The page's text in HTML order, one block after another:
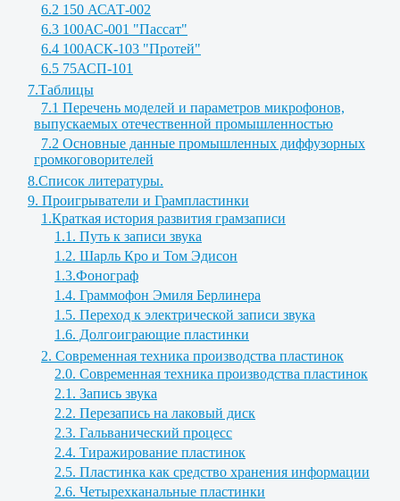
6.2 150 АСАТ-002
6.3 100АС-001 "Пассат"
6.4 100АСК-103 "Протей"
6.5 75АСП-101
7.Таблицы
7.1 Перечень моделей и параметров микрофонов,
выпускаемых отечественной промышленностью
7.2 Основные данные промышленных диффузорных
громкоговорителей
8.Список литературы.
9. Проигрыватели и Грампластинки
1.Краткая история развития грамзаписи
1.1. Путь к записи звука
1.2. Шарль Кро и Том Эдисон
1.3.Фонограф
1.4. Граммофон Эмиля Берлинера
1.5. Переход к электрической записи звука
1.6. Долгоиграющие пластинки
2. Современная техника производства пластинок
2.0. Современная техника производства пластинок
2.1. Запись звука
2.2. Перезапись на лаковый диск
2.3. Гальванический процесс
2.4. Тиражирование пластинок
2.5. Пластинка как средство хранения информации
2.6. Четырехканальные пластинки